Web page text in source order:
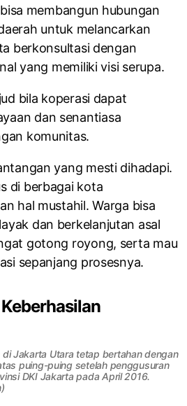
membangun hubungan
untuk melancarkan
berkonsultasi dengan
yang memiliki visi serupa.
bila koperasi dapat
dan senantiasa
komunitas.
yang mesti dihadapi.
di berbagai kota
hal mustahil. Warga bisa
dan berkelanjutan asal
gotong royong, serta mau
sepanjang prosesnya.
Jakarta Utara tetap bertahan dengan
puing-puing setelah penggusuran
DKI Jakarta pada April 2016.